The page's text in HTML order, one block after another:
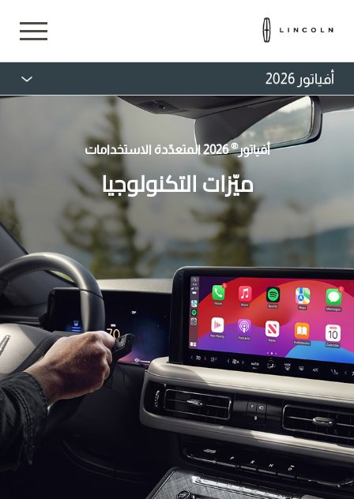
أفياتور 2026
أفياتور®2026 المتعدّدة الاستخدامات
ميّزات التكنولوجيا